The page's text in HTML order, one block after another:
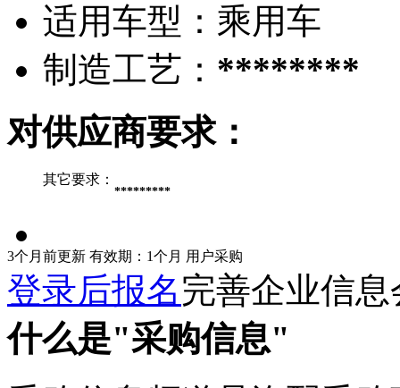
适用车型： 乘用车
制造工艺： ********
对供应商要求：
其它要求：
*********
3个月前更新 有效期：1个月 用户采购
登录后报名完善企业信
什么是"采购信息"